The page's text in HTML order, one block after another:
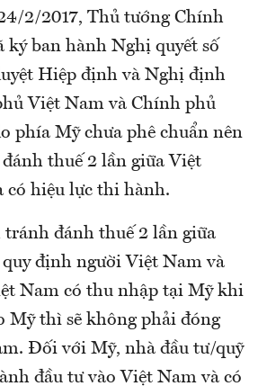
2/2017, Thủ tướng Chính
ký ban hành Nghị quyết số
Hiệp định và Nghị định
Việt Nam và Chính phủ
phía Mỹ chưa phê chuẩn nên
thuế 2 lần giữa Việt
có hiệu lực thi hành.
đánh thuế 2 lần giữa
định người Việt Nam và
Nam có thu nhập tại Mỹ khi
Mỹ thì sẽ không phải đóng
Đối với Mỹ, nhà đầu tư/quỹ
đầu tư vào Việt Nam và có